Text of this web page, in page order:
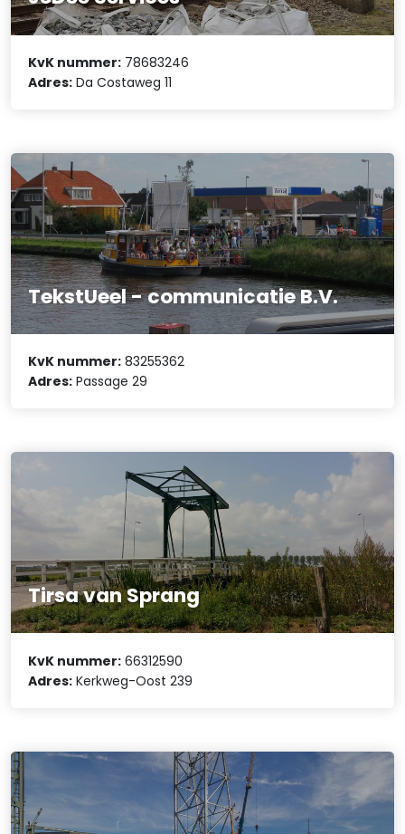
KvK nummer: 78683246
Adres: Da Costaweg 11
TekstUeel - communicatie B.V.
KvK nummer: 83255362
Adres: Passage 29
Tirsa van Sprang
KvK nummer: 66312590
Adres: Kerkweg-Oost 239